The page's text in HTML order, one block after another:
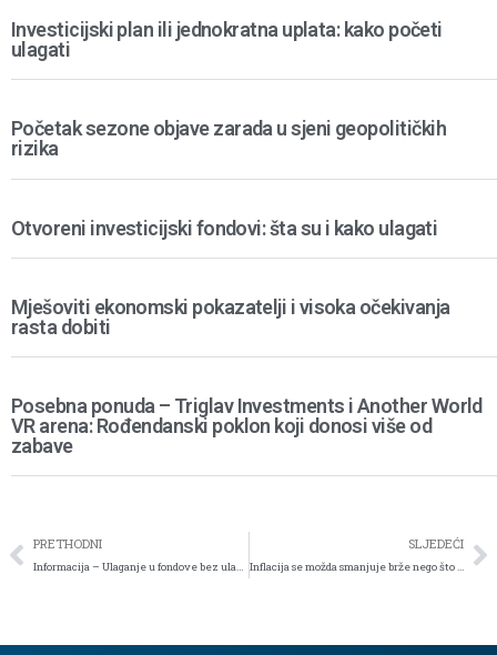
Investicijski plan ili jednokratna uplata: kako početi
ulagati
Početak sezone objave zarada u sjeni geopolitičkih
rizika
Otvoreni investicijski fondovi: šta su i kako ulagati
Mješoviti ekonomski pokazatelji i visoka očekivanja
rasta dobiti
Posebna ponuda – Triglav Investments i Another World
VR arena: Rođendanski poklon koji donosi više od
zabave
PRETHODNI
Informacija – Ulaganje u fondove bez ulazne naknade do 31.03.2023. godine
SLJEDEĆI
Inflacija se možda smanjuje brže nego što se čini